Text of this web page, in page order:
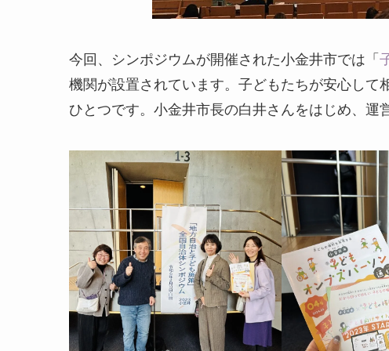
今回、シンポジウムが開催された小金井市では「
機関が設置されています。子どもたちが安心し
ひとつです。小金井市長の白井さんをはじめ、運